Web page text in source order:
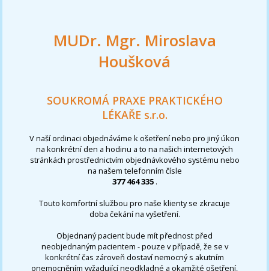
MUDr. Mgr. Miroslava
Houšková
SOUKROMÁ PRAXE PRAKTICKÉHO
LÉKAŘE s.r.o.
V naší ordinaci objednáváme k ošetření nebo pro jiný úkon
na konkrétní den a hodinu a to na našich internetových
stránkách prostřednictvím objednávkového systému nebo
na našem telefonním čísle
377 464 335 .
Touto komfortní službou pro naše klienty se zkracuje
doba čekání na vyšetření.
Objednaný pacient bude mít přednost před
neobjednaným pacientem - pouze v případě, že se v
konkrétní čas zároveň dostaví nemocný s akutním
onemocněním vyžadující neodkladné a okamžité ošetření,